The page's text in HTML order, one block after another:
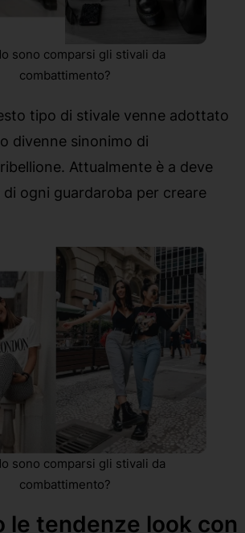
sono comparsi gli stivali da
combattimento?
tipo di stivale venne adottato
divenne sinonimo di
Attualmente è a deve
ogni guardaroba per creare
sono comparsi gli stivali da
combattimento?
le tendenze look con